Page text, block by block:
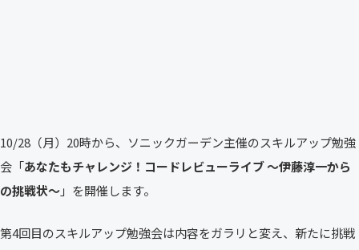
10/28（月）20時から、ソニックガーデン主催のスキルアップ勉強
会「あなたもチャレンジ！コードレビューライブ 〜伊藤淳一から
の挑戦状〜」を開催します。
第4回目のスキルアップ勉強会は内容をガラリと変え、新たに挑戦